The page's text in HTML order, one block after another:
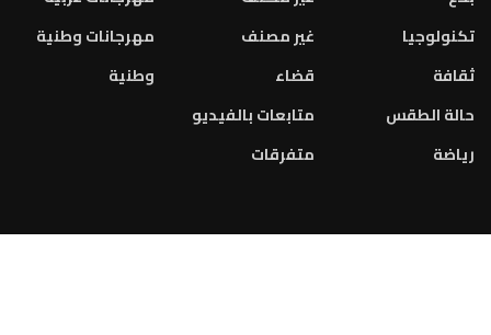
تكنولوجيا
ثقافة
حالة الطقس
رياضة
غير مصنف
قضاء
متابعات بالفيديو
متفرقات
مهرجانات وطنية
وطنية